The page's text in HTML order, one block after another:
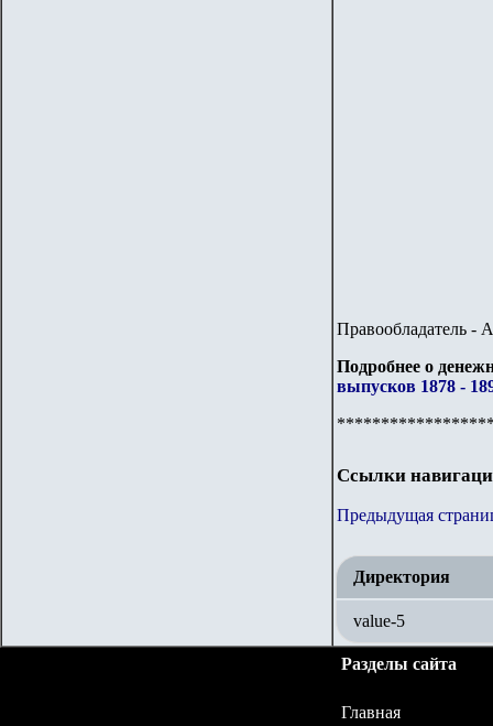
Правообладатель -
Подробнее о
выпусков 1878 -
Ссылки
Предыдущая
Директория
value-5
Разделы сайта
Главная